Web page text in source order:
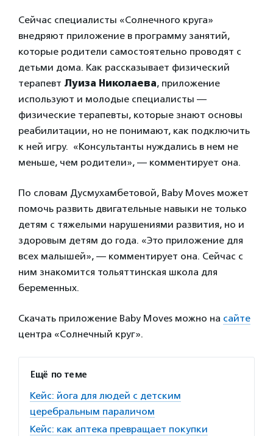
Сейчас специалисты «Солнечного круга»
внедряют приложение в программу занятий,
которые родители самостоятельно проводят с
детьми дома. Как рассказывает физический
терапевт Луиза Николаева, приложение
используют и молодые специалисты —
физические терапевты, которые знают основы
реабилитации, но не понимают, как подключить
к ней игру. «Консультанты нуждались в нем не
меньше, чем родители», — комментирует она.
По словам Дусмухамбетовой, Baby Moves может
помочь развить двигательные навыки не только
детям с тяжелыми нарушениями развития, но и
здоровым детям до года. «Это приложение для
всех малышей», — комментирует она. Сейчас с
ним знакомится тольяттинская школа для
беременных.
Скачать приложение Baby Moves можно на сайте
центра «Солнечный круг».
Ещё по теме
Кейс: йога для людей с детским
церебральным параличом
Кейс: как аптека превращает покупки